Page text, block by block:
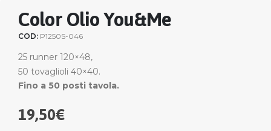
Color Olio You&Me
COD: P1250S-046
25 runner 120×48,
50 tovaglioli 40×40.
Fino a 50 posti tavola.
19,50€